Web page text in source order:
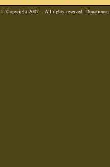
© Copyright 2007- . All rights reserved.